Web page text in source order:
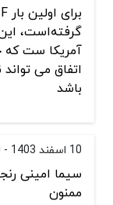
گرفته‌است،
آمریکا ست که
باشد
10 اسفند 1403 - 02:50
سیما امینی
ممنون